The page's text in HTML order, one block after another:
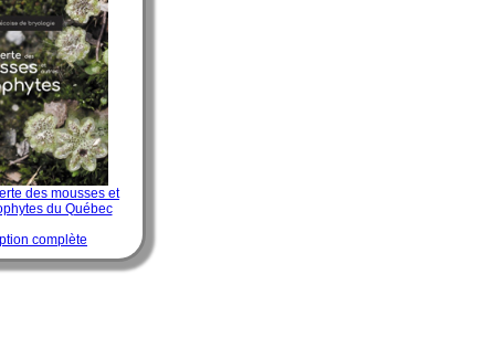
des mousses et
du Québec
complète